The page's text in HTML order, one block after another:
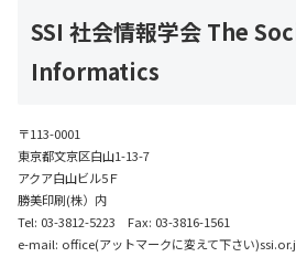
SSI 社会情報学会 The
Informatics
〒113-0001
東京都文京区白山1-13-7
アクア白山ビル5Ｆ
勝美印刷(株）内
Tel: 03-3812-5223 Fax: 03-3816-1561
e-mail: office(アットマークに変えて下さい